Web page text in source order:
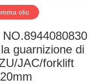
olio
guarnizione di
JAC/forklift